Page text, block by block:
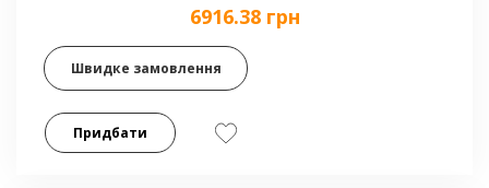
6916.38 грн
Швидке замовлення
Придбати